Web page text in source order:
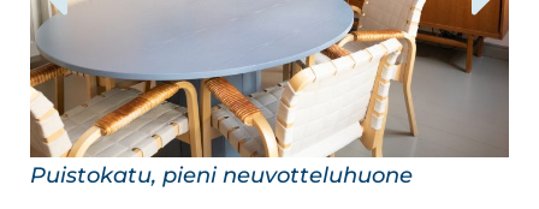
Puistokatu, pieni neuvotteluhuone